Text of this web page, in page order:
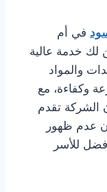
في أم
لك خدمة عالية
والمواد
وكفاءة، مع
الشركة تقدم
عدم ظهور
للأسر